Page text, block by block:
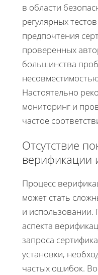
в области
регулярных
предпочтения
проверенных
большинства
Настоятельно
мониторинг и
частое
Отсутствие
верификации
Процесс
может стать
и использовании.
аспекта
запроса
установки,
частых ошибок.